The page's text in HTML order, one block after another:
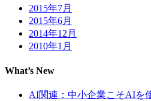
2015年7月
2015年6月
2014年12月
2010年1月
What’s New
AI関連：中小企業こそAIを